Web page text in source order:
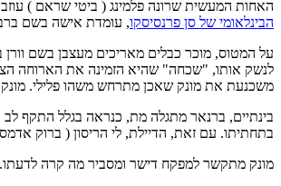
האחות המעשית שרונה פלמינג ( ביטי שראם )
הבינלאומי של סן פרנסיסקו, עומדת אישה בשם
על המטוס, מוכר כבלים מאריכים מעצבן בשם וורן
לנשק אותו, "שכחה" שהיא הזמינה את הארוחה
משכנעת את מונק שאכן מתרחש משהו פלילי.
בינתיים, ברנאר מתגלה מת, כנראה בגלל התקף
בתחתיתו. עם זאת, הדיילת, לי הריסון ( ברוק
מונק מתקשר למפקח דישר ומסביר מה קרה